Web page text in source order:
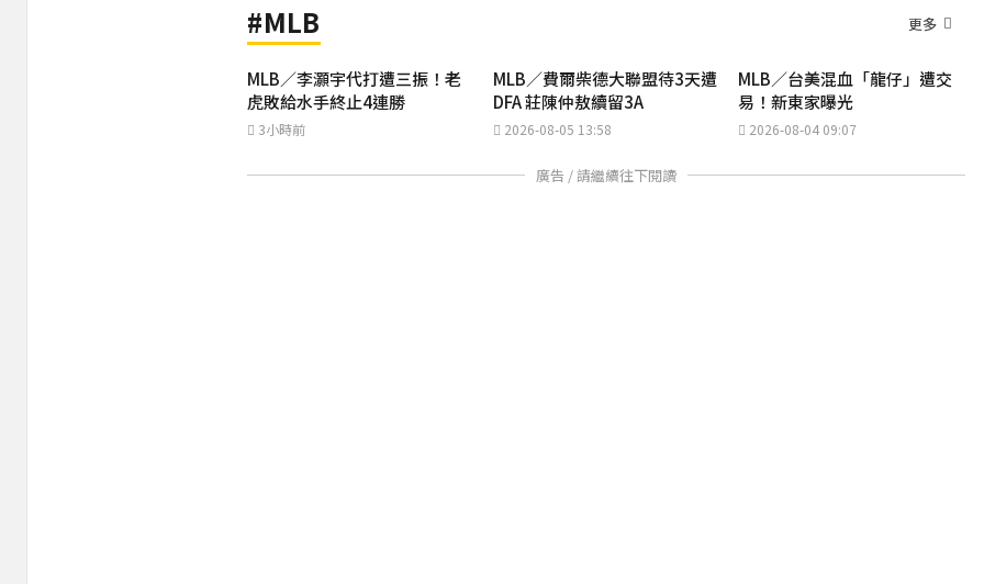
#MLB 更多
MLB／李灝宇代打遭三振！老
虎敗給水手終止4連勝
3小時前
MLB／費爾柴德大聯盟待3天遭
DFA 莊陳仲敖續留3A
2026-08-05 13:58
MLB／台美混血「龍仔」遭交
易！新東家曝光
2026-08-04 09:07
廣告 / 請繼續往下閱讀